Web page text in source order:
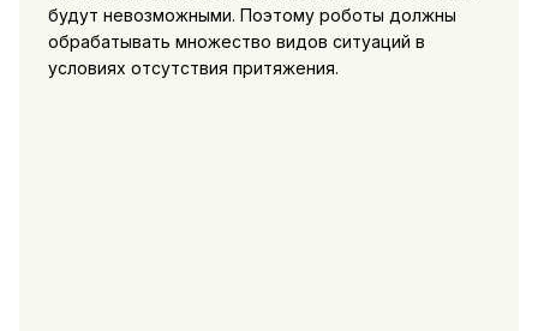
будут невозможными. Поэтому роботы должны
обрабатывать множество видов ситуаций в
условиях отсутствия притяжения.